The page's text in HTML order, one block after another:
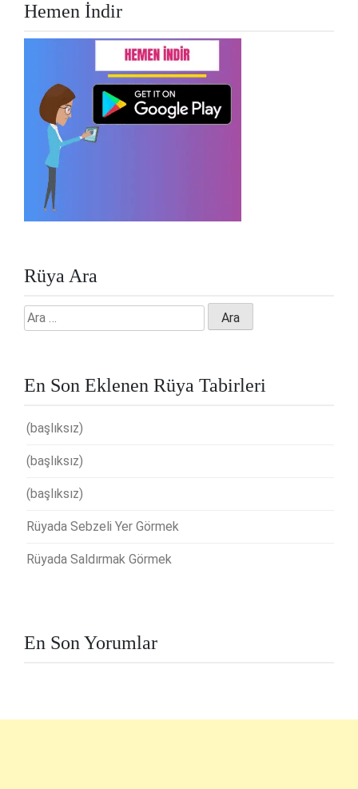
Hemen İndir
Rüya Ara
Arama:
En Son Eklenen Rüya Tabirleri
(başlıksız)
(başlıksız)
(başlıksız)
Rüyada Sebzeli Yer Görmek
Rüyada Saldırmak Görmek
En Son Yorumlar